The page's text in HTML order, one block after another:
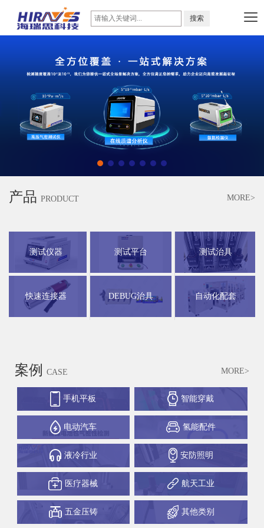
产品 PRODUCT MORE>
测试仪器 测试平台 测试治具
快速连接器 DEBUG治具 自动化配套
案例 CASE MORE>
手机平板 智能穿戴
电动汽车 氢能配件
液冷行业 安防照明
医疗器械 航天工业
五金压铸 其他类别